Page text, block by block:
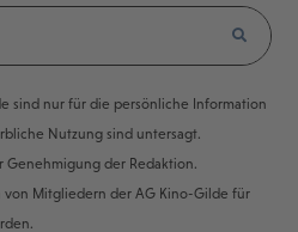
sind nur für die persönliche Information
Nutzung sind untersagt.
Genehmigung der Redaktion.
von Mitgliedern der AG Kino-Gilde für